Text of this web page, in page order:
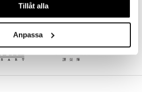
Tillåt alla
Anpassa